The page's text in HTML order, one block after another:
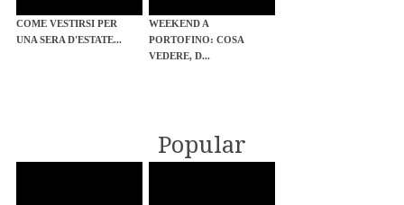
COME VESTIRSI PER
UNA SERA D'ESTATE...
WEEKEND A
PORTOFINO: COSA
VEDERE, D...
Popular